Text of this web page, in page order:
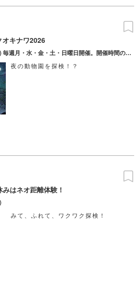
キナワ2026
2026/07/18(土) ～ 09/30(水) 毎週月・水・金・土・日曜日開催。開催時間の15分前にネオパークメインハウス前駐車場に集合。
夜の動物園を探検！？
はネオ距離体験！
みて、ふれて、ワクワク探検！